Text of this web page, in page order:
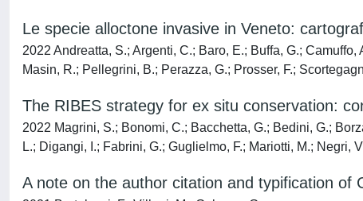
Le specie alloctone invasive in Veneto:
2022 Andreatta, S.; Argenti, C.; Baro, E.; Buffa, G.;
Masin, R.; Pellegrini, B.; Perazza, G.; Prosser, F.;
The RIBES strategy for ex situ conservation:
2022 Magrini, S.; Bonomi, C.; Bacchetta, G.; Bedini, G.;
L.; Digangi, I.; Fabrini, G.; Guglielmo, F.; Mariotti, M.; Negri,
A note on the author citation and typification of